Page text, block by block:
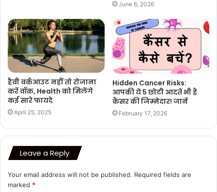
June 6, 2026
हैवी वर्कआउट नहीं तो रोजाना
करें वॉक, Health को मिलेंगे
कई सारे फायदे
April 25, 2025
Hidden Cancer Risks:
आपकी ये 5 छोटी आदतें भी हैं
कैंसर की जिम्मेदार! जानें
February 17, 2026
Leave a Reply
Your email address will not be published. Required fields are
marked *